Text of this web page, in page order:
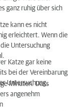
ganz ruhig über sich
kann es nicht
erleichtert. Wenn die
Untersuchung
Katze gar keine
bei der Vereinbarung
Untersuchung.
Minuten. Dass
angenehm